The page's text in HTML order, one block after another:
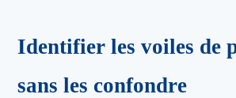
Identifier les voiles de
sans les confondre